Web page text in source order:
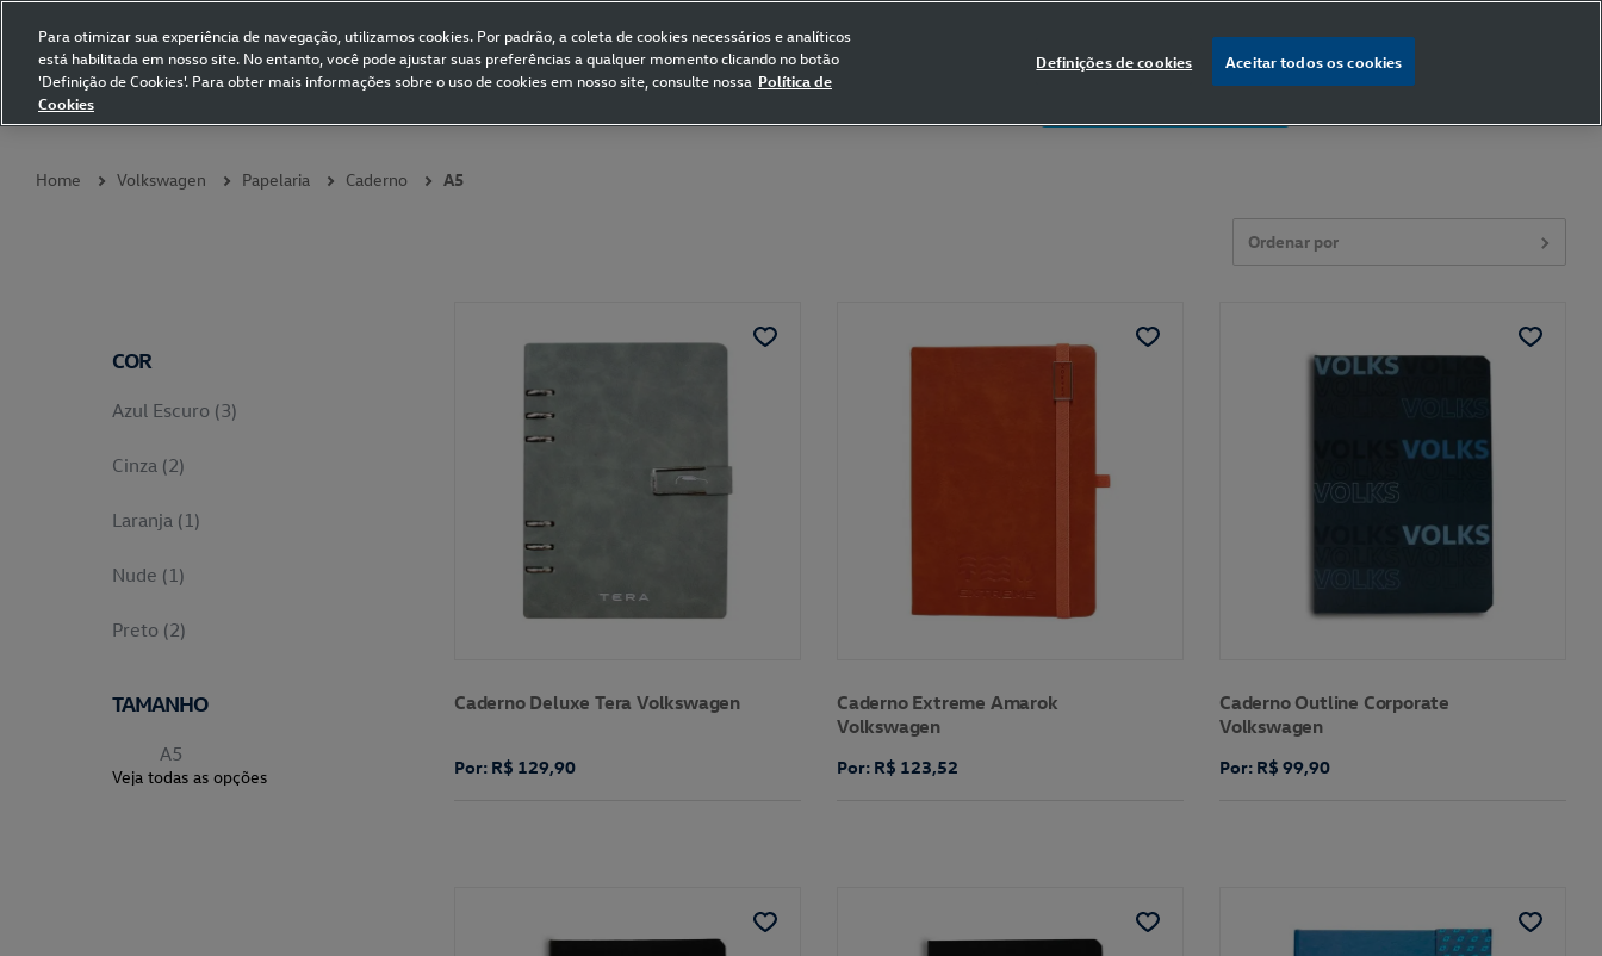
Volkswagen Collection
Coleções
Home Volkswagen Papelaria Caderno A5
Ordenar por
COR
Azul Escuro (3)
Cinza (2)
Laranja (1)
Nude (1)
Preto (2)
TAMANHO
A5
Veja todas as opções
Caderno Deluxe Tera Volkswagen
Por: R$ 129,90
Caderno Extreme Amarok
Volkswagen
Por: R$ 123,52
Caderno Outline Corporate
Volkswagen
Por: R$ 99,90
Para otimizar sua experiência de navegação, utilizamos cookies. Por padrão, a coleta de cookies necessários e analíticos
está habilitada em nosso site. No entanto, você pode ajustar suas preferências a qualquer momento clicando no botão
'Definição de Cookies'. Para obter mais informações sobre o uso de cookies em nosso site, consulte nossa Política de
Cookies
Definições de cookies Aceitar todos os cookies